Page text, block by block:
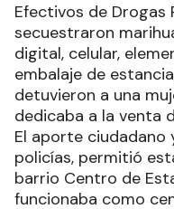
Efectivos de Drogas
secuestraron
digital, celular,
embalaje de
detuvieron a una
dedicaba a la venta
El aporte
policías, permitió
barrio Centro de
funcionaba como